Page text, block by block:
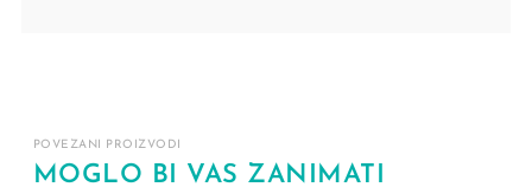
POVEZANI PROIZVODI
MOGLO BI VAS ZANIMATI